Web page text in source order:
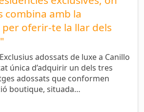
combina amb la
oferir-te la llar dels
Exclusius adossats de luxe a Canillo
única d’adquirir un dels tres
adossats que conformen
boutique, situada…